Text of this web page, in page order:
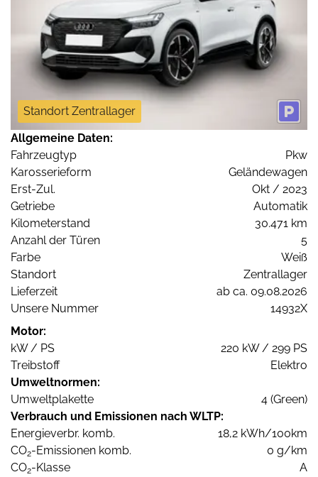
Standort Zentrallager
Allgemeine Daten:
Fahrzeugtyp
Pkw
Karosserieform
Geländewagen
Erst-Zul.
Okt / 2023
Getriebe
Automatik
Kilometerstand
30.471 km
Anzahl der Türen
5
Farbe
Weiß
Standort
Zentrallager
Lieferzeit
ab ca. 09.08.2026
Unsere Nummer
14932X
Motor:
kW / PS
220 kW / 299 PS
Treibstoff
Elektro
Umweltnormen:
Umweltplakette
4 (Green)
Verbrauch und Emissionen nach WLTP:
Energieverbr. komb.
18,2 kWh/100km
CO2-Emissionen komb.
0 g/km
CO2-Klasse A